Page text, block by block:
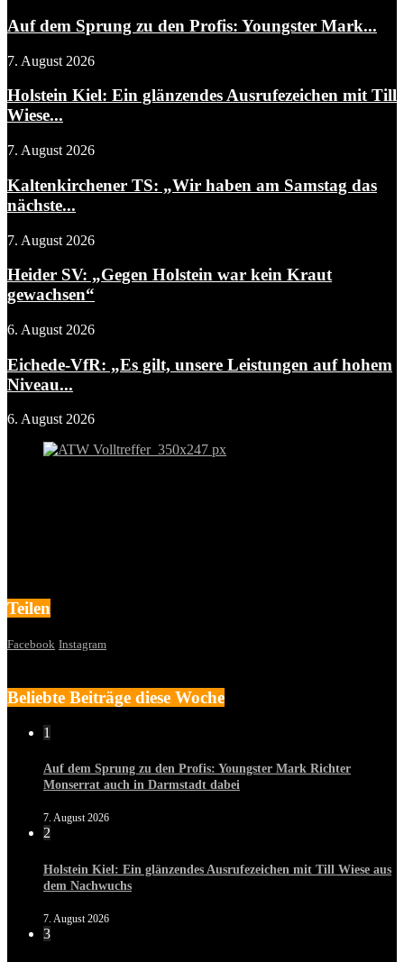
Auf dem Sprung zu den Profis: Youngster Mark...
7. August 2026
Holstein Kiel: Ein glänzendes Ausrufezeichen mit Till
Wiese...
7. August 2026
Kaltenkirchener TS: „Wir haben am Samstag das
nächste...
7. August 2026
Heider SV: „Gegen Holstein war kein Kraut
gewachsen“
6. August 2026
Eichede-VfR: „Es gilt, unsere Leistungen auf hohem
Niveau...
6. August 2026
Teilen
Facebook Instagram
Beliebte Beiträge diese Woche
1
Auf dem Sprung zu den Profis: Youngster Mark Richter
Monserrat auch in Darmstadt dabei
7. August 2026
2
Holstein Kiel: Ein glänzendes Ausrufezeichen mit Till Wiese aus
dem Nachwuchs
7. August 2026
3